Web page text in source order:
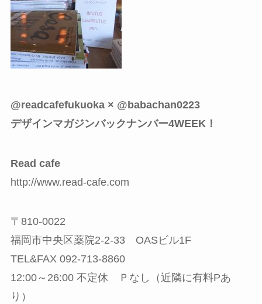
@readcafefukuoka × @babachan0223
デザインマガジンバックナンバー4WEEK！
Read cafe
http://www.read-cafe.com
〒810-0022
福岡市中央区薬院2-2-33 OASビル1F
TEL&FAX 092-713-8860
12:00～26:00 不定休 Ｐなし（近隣に有料Pあ
り）